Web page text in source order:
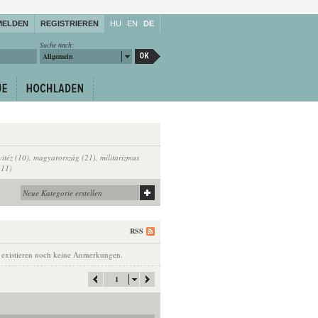
REGISTRIEREN HU EN DE
Suche nach:
Allgemein
(10), magyarország (21), militarizmus
RSS
noch keine Anmerkungen.
1